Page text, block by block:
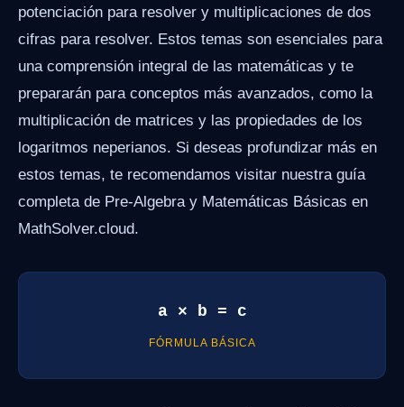
potenciación para resolver y multiplicaciones de dos
cifras para resolver. Estos temas son esenciales para
una comprensión integral de las matemáticas y te
prepararán para conceptos más avanzados, como la
multiplicación de matrices y las propiedades de los
logaritmos neperianos. Si deseas profundizar más en
estos temas, te recomendamos visitar nuestra guía
completa de Pre-Algebra y Matemáticas Básicas en
MathSolver.cloud.
a × b = c
FÓRMULA BÁSICA